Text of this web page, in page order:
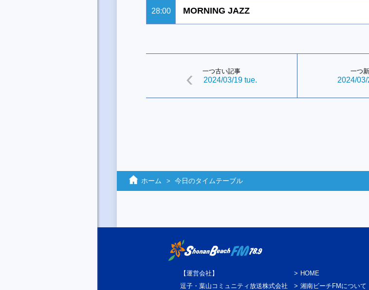
28:00 MORNING JAZZ
一つ古い記事
2024/03/19 tue.
一つ
2024/
ホーム 今日のタイムテーブル
【運営会社】
逗子・葉山コミュニティ放送株式会社
HOME
湘南ビーチFMについて